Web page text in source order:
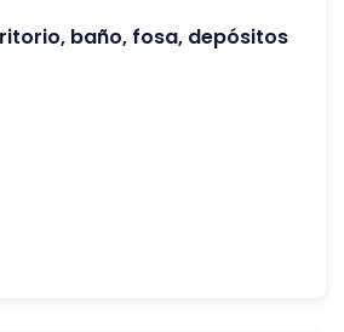
baño, fosa, depósitos